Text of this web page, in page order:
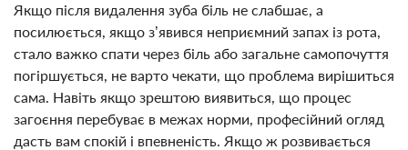
Якщо після видалення зуба біль не слабшає, а
посилюється, якщо з’явився неприємний запах із рота,
стало важко спати через біль або загальне самопочуття
погіршується, не варто чекати, що проблема вирішиться
сама. Навіть якщо зрештою виявиться, що процес
загоєння перебуває в межах норми, професійний огляд
дасть вам спокій і впевненість. Якщо ж розвивається